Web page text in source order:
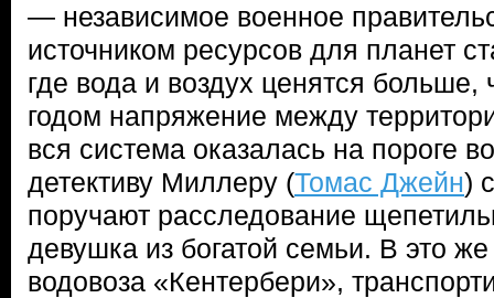
— независимое военное
источником ресурсов для планет
где вода и воздух ценятся
годом напряжение между
вся система оказалась на пороге
детективу Миллеру (Томас Джейн)
поручают расследование
девушка из богатой семьи. В это
водовоза «Кентербери»,